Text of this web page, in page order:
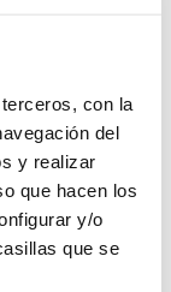
con la
del
y realizar
que hacen los
y/o
que se
y de